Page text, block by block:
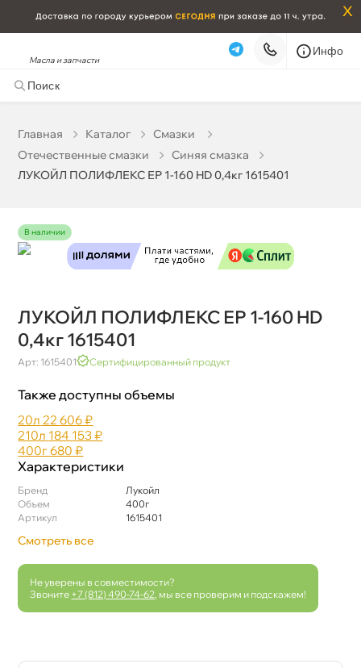
x
Масла и запчасти
Инфо
Главная Катало
Смазки
Отечественные смазки
Синяя смазка
ЛУКОЙЛ ПОЛИФЛЕКС ЕР 1-160 HD 0,4кг 1615401
наличии
ЛУКОЙЛ ПОЛИФЛЕКС ЕР 1-160 HD
0,4кг 1615401
Арт: 1615401 Сертифицированный продукт
Также доступны объемы
20л 22 606 ₽
210л 184 153 ₽
400680 ₽
Характеристики
Бренд
Лукойл
Объем
400
Артикул
1615401
Смотреть все
Не уверены в совместимости?
Звоните +7 (812) 490-74-62 , мы все проверим и подскажем!
Бесплатная Сегодня, 08.08 (при заказе от 2000₽)
Самовывоз
Карта Список